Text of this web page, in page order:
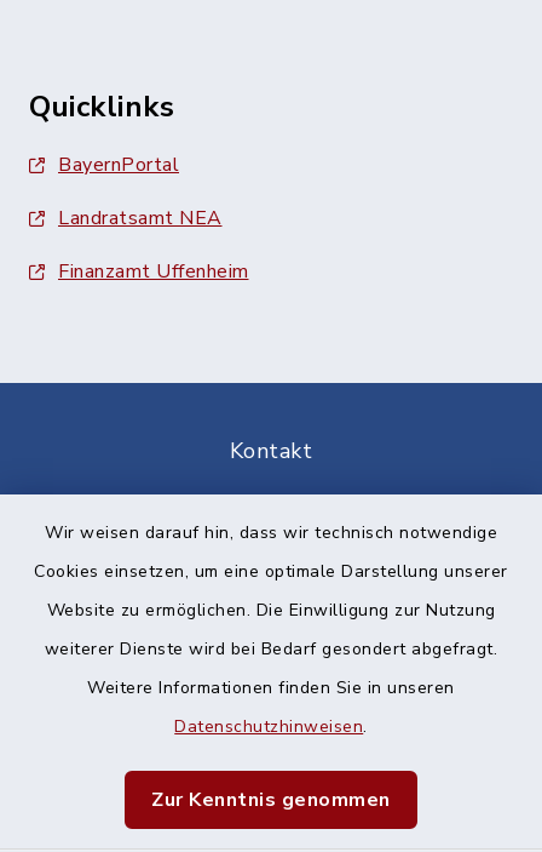
Wir weisen darauf hin, dass wir technisch notwendige
Cookies einsetzen, um eine optimale Darstellung unserer
Website zu ermöglichen. Die Einwilligung zur Nutzung
weiterer Dienste wird bei Bedarf gesondert abgefragt.
Weitere Informationen finden Sie in unseren
Datenschutzhinweisen.
Zur Kenntnis genommen
Quicklinks
BayernPortal
Landratsamt NEA
Finanzamt Uffenheim
Kontakt
Datenschutz
Impressum
Sitemap
Cookie-Einstellungen